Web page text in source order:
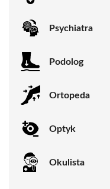
Psychiatra
Podolog
Ortopeda
Optyk
Okulista